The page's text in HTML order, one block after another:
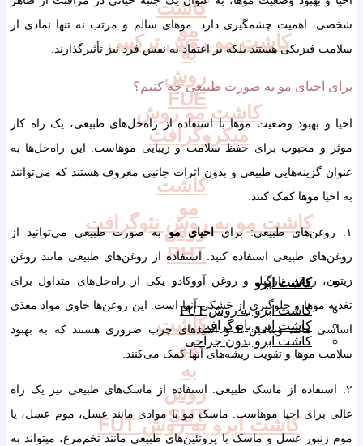
کاشت مو روش ترکیبی
کاشت مو روش
میکروگرافت
کاشت مو به روش نئوگرافت
کاشت ابرو
کاشت ابرو به روش FUT
کاشت ابرو بایوگرافت
کاشت ابرو بدون جراحی
کاشت ابرو به روش FUT
کاشت
مو
به
روش
FUE
کاشت
مو
روش
RHT
کاشت
مو
به
روش
SUT
شخصی، اهمیت چشمگیری دارد. موهای سالم و مرتب نه تنها نمادی از
سلامت فیزیکی هستند بلکه بر اعتماد به نفس فرد نیز تأثیرگذارند.
برای احیای مو به صورت طبیعی چه کنیم؟
احیا و بهبود وضعیت موها با استفاده از راه‌حل‌های طبیعی، یک راه کار
موثر و محبوب برای حفظ سلامت و زیبایی موهاست. این راه‌حل‌ها به
عنوان گزینه‌هایی طبیعی و بدون اثرات جانبی معروف هستند که می‌توانند
به احیا موها کمک کنند.
۱. روغن‌های طبیعی: برای احیای موبه صورت طبیعی می‌توانید از
روغن‌های طبیعی استفاده کنید. استفاده از روغن‌های طبیعی مانند روغن
زیتون، روغن نارگیل و روغن آووکادو یکی از راه‌حل‌های متداول برای
تغذیه موها و جلوگیری از خشکی آنها است. این روغن‌ها حاوی مواد مغذی
اساسی مانند ویتامین E و اسیدهای چرب ضروری هستند که به بهبود
سلامت موها و تقویت ریشه‌های آنها کمک می‌کنند.
۲. استفاده از ماسک طبیعی: استفاده از ماسک‌های طبیعی نیز یک راه
عالی برای احیا موهاست. ماسک مو با موادی مانند عسل، موم عسل، یا
موم زنبور عسل و ماسک با پروتئین‌های طبیعی مانند تخم‌مرغ، میتواند به